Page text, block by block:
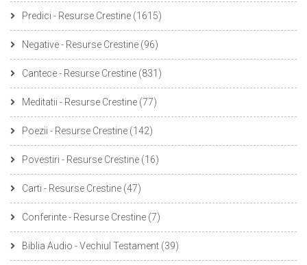
Predici - Resurse Crestine (1615)
Negative - Resurse Crestine (96)
Cantece - Resurse Crestine (831)
Meditatii - Resurse Crestine (77)
Poezii - Resurse Crestine (142)
Povestiri - Resurse Crestine (16)
Carti - Resurse Crestine (47)
Conferinte - Resurse Crestine (7)
Biblia Audio - Vechiul Testament (39)